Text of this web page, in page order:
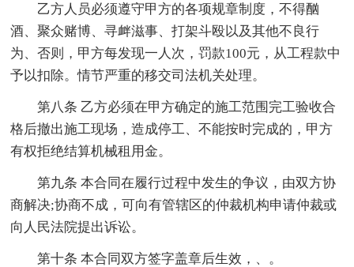
乙方人员必须遵守甲方的各项规章制度，不得酗
酒、聚众赌博、寻衅滋事、打架斗殴以及其他不良行
为、否则，甲方每发现一人次，罚款100元，从工程款中
予以扣除。情节严重的移交司法机关处理。
第八条 乙方必须在甲方确定的施工范围完工验收合
格后撤出施工现场，造成停工、不能按时完成的，甲方
有权拒绝结算机械租用金。
第九条 本合同在履行过程中发生的争议，由双方协
商解决;协商不成，可向有管辖区的仲裁机构申请仲裁或
向人民法院提出诉讼。
第十条 本合同双方签字盖章后生效，、。